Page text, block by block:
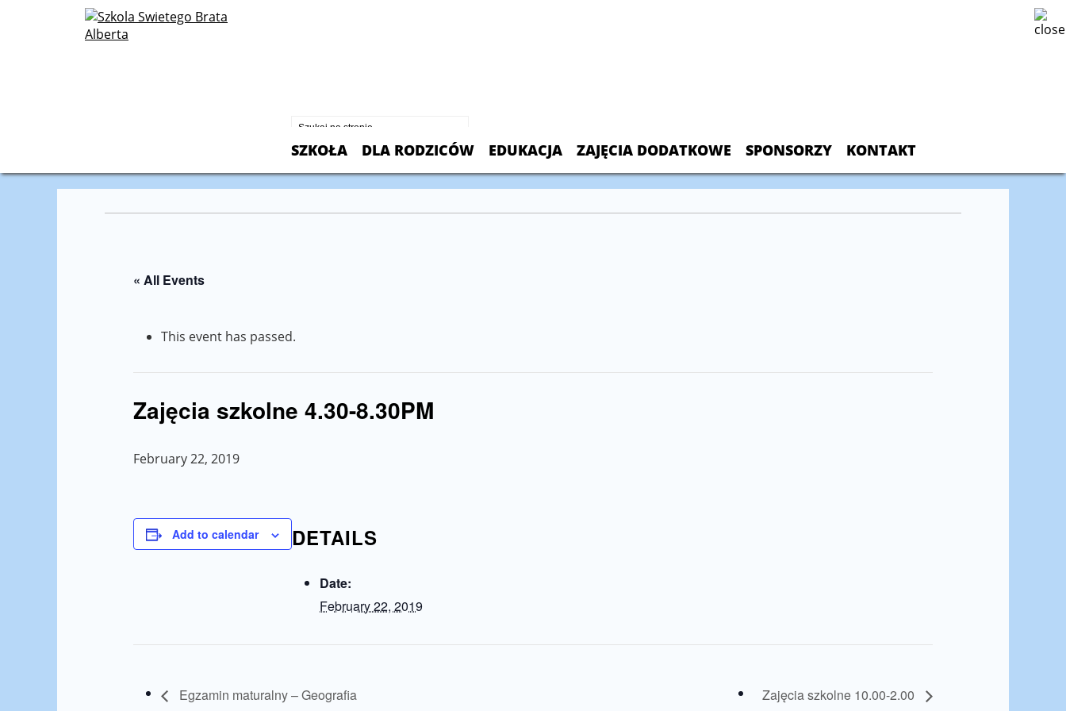
SZKOŁA DLA RODZICÓW EDUKACJA ZAJĘCIA DODATKOWE SPONSORZY KONTAKT
« All Events
This event has passed.
Zajęcia szkolne 4.30-8.30PM
February 22, 2019
Add to calendar DETAILS
Date:
February 22, 2019
Egzamin maturalny – Geografia Zajęcia szkolne 10.00-2.00